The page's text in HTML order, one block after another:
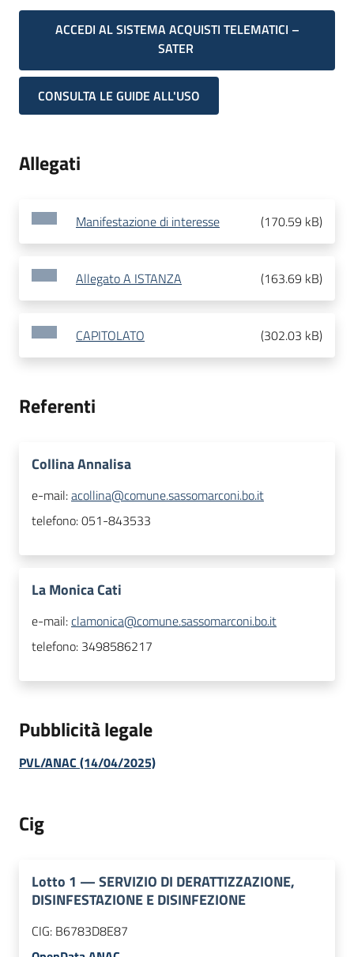
ACCEDI AL SISTEMA ACQUISTI TELEMATICI –
SATER
CONSULTA LE GUIDE ALL'USO
Allegati
Manifestazione di interesse (170.59 kB)
Allegato A ISTANZA (163.69 kB)
CAPITOLATO (302.03 kB)
Referenti
Collina Annalisa
e-mail:acollina@comune.sassomarconi.bo.it
telefono:051-843533
La Monica Cati
e-mail:clamonica@comune.sassomarconi.bo.it
telefono: 3498586217
Pubblicità legale
PVL/ANAC (14/04/2025)
Cig
Lotto 1 —SERVIZIO DI DERATTIZZAZIONE,
DISINFESTAZIONE E DISINFEZIONE
CIG: B6783D8E87